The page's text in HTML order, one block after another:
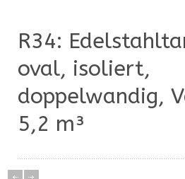
R34:
oval, isoliert,
doppelwandig,
5,2 m³